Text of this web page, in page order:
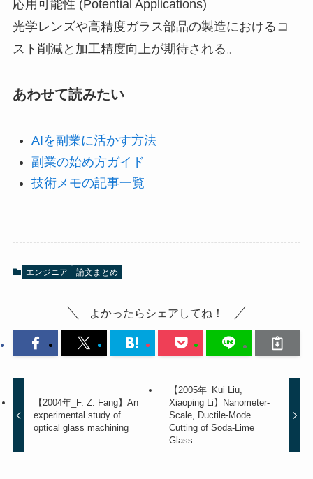
応用可能性 (Potential Applications)
光学レンズや高精度ガラス部品の製造におけるコ
スト削減と加工精度向上が期待される。
あわせて読みたい
AIを副業に活かす方法
副業の始め方ガイド
技術メモの記事一覧
エンジニア 論文まとめ
よかったらシェアしてね！
【2004年_F. Z. Fang】An
experimental study of
optical glass machining
【2005年_Kui Liu,
Xiaoping Li】Nanometer-
Scale, Ductile-Mode
Cutting of Soda-Lime
Glass